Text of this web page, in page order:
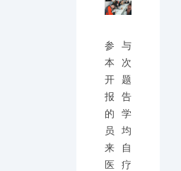
参与
本次
开题
报告
的学
员均
来自
医疗